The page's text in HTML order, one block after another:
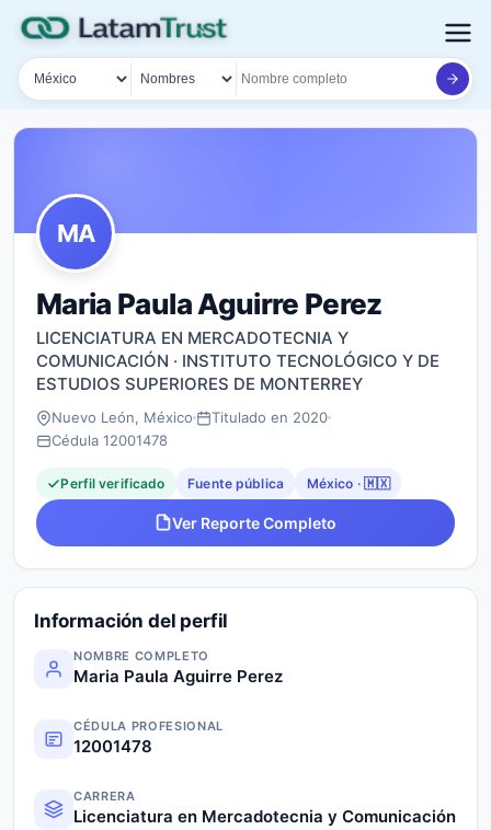
País
Tipo de búsqueda
Nombre o documento
MA
Maria Paula Aguirre Perez
LICENCIATURA EN MERCADOTECNIA Y
COMUNICACIÓN · INSTITUTO TECNOLÓGICO Y DE
ESTUDIOS SUPERIORES DE MONTERREY
Nuevo León, México
Titulado en 2020
Cédula 12001478
Perfil verificado Fuente pública México · 🇲🇽
Ver Reporte Completo
Información del perfil
NOMBRE COMPLETO
Maria Paula Aguirre Perez
CÉDULA PROFESIONAL
12001478
CARRERA
Licenciatura en Mercadotecnia y Comunicación